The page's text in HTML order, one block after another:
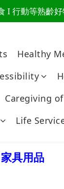
3大生活貼
I 行動等熟齡
3大生活貼
Healthy
Caregiving
Life
家具用品